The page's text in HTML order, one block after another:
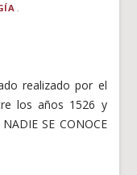
realizado por el
los años 1526 y
SE CONOCE